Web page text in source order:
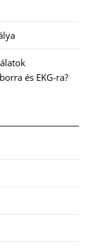
és EKG-ra?